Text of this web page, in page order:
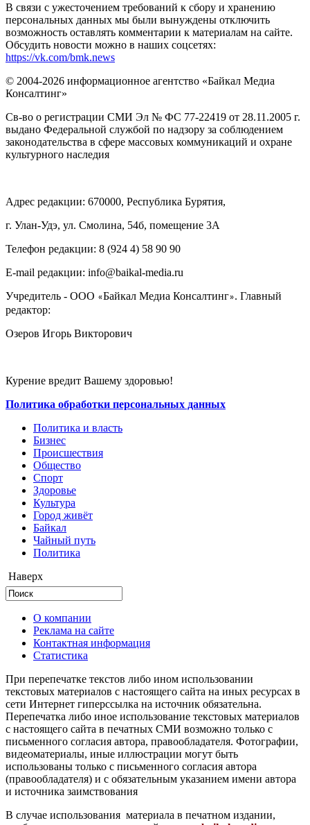
В связи с ужесточением требований к сбору и хранению
персональных данных мы были вынуждены отключить
возможность оставлять комментарии к материалам на сайте.
Обсудить новости можно в наших соцсетях:
https://vk.com/bmk.news
© 2004-2026 информационное агентство «Байкал Медиа
Консалтинг»
Св-во о регистрации СМИ Эл № ФС 77-22419 от 28.11.2005 г.
выдано Федеральной службой по надзору за соблюдением
законодательства в сфере массовых коммуникаций и охране
культурного наследия
Адрес редакции: 670000, Республика Бурятия,
г. Улан-Удэ, ул. Смолина, 54б, помещение 3А
Телефон редакции: ‎‎8 (924 4) 58 90 90
E-mail редакции: info@baikal-media.ru
Учредитель - ООО «Байкал Медиа Консалтинг». Главный
редактор:
Озеров Игорь Викторович
Курение вредит Вашему здоровью!
Политика обработки персональных данных
Политика и власть
Бизнес
Происшествия
Общество
Cпорт
Здоровье
Культура
Город живёт
Байкал
Чайный путь
Политика
Наверх
О компании
Реклама на сайте
Контактная информация
Статистика
При перепечатке текстов либо ином использовании
текстовых материалов с настоящего сайта на иных ресурсах в
сети Интернет гиперссылка на источник обязательна.
Перепечатка либо иное использование текстовых материалов
с настоящего сайта в печатных СМИ возможно только с
письменного согласия автора, правообладателя. Фотографии,
видеоматериалы, иные иллюстрации могут быть
использованы только с письменного согласия автора
(правообладателя) и с обязательным указанием имени автора
и источника заимствования
В случае использования материала в печатном издании,